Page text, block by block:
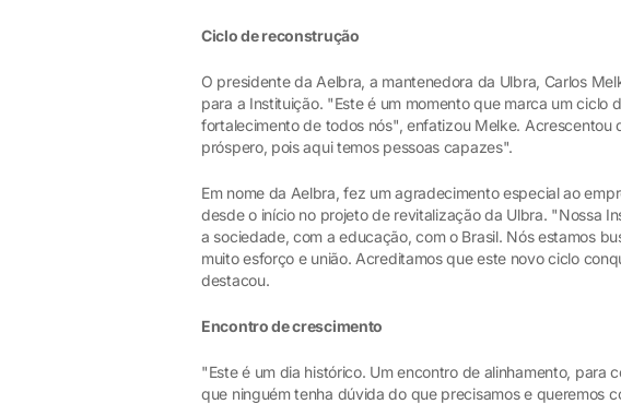
Ciclo de reconstrução
O presidente da Aelbra, a mantenedora da Ulbra, Carlos
para a Instituição. "Este é um momento que marca um ciclo
fortalecimento de todos nós", enfatizou Melke. Acrescentou
próspero, pois aqui temos pessoas capazes".
Em nome da Aelbra, fez um agradecimento especial ao
desde o início no projeto de revitalização da Ulbra. "Nossa
a sociedade, com a educação, com o Brasil. Nós estamos
muito esforço e união. Acreditamos que este novo ciclo
destacou.
Encontro de crescimento
"Este é um dia histórico. Um encontro de alinhamento, para
que ninguém tenha dúvida do que precisamos e queremos